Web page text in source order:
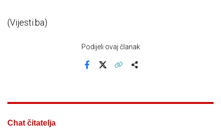
(Vijesti.ba)
Podijeli ovaj članak
Chat čitatelja